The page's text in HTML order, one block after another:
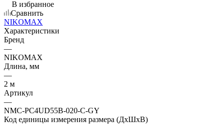
В избранное
Сравнить
NIKOMAX
Характеристики
Бренд
—
NIKOMAX
Длина, мм
—
2 м
Артикул
—
NMC-PC4UD55B-020-C-GY
Код единицы измерения размера (ДхШхВ)